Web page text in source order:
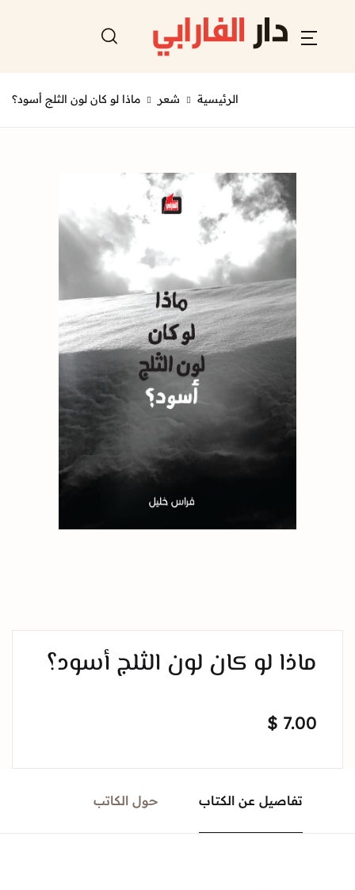
الرئيسية شعر ماذا لو كان لون الثلج أسود؟
ماذا لو كان لون الثلج أسود؟
$ 7.00
تفاصيل عن الكتاب حول الكاتب